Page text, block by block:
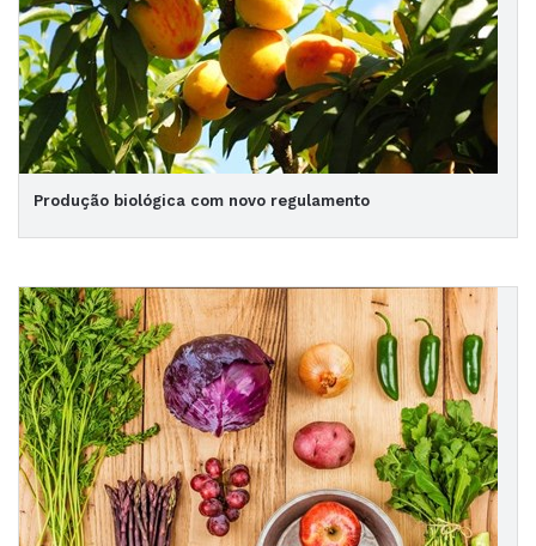
Produção biológica com novo regulamento